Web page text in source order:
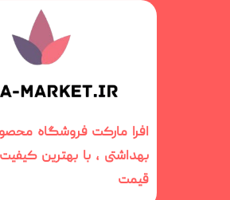
افرا مارکت فروشگاه
بهداشتی ، با بهترین
قیمت